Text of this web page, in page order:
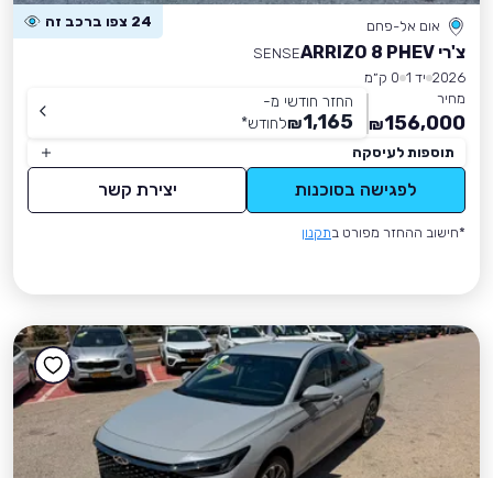
אום אל-פחם 24 צפו ברכב זה
צ'רי ARRIZO 8 PHEV
SENSE
2026 יד 1
0 ק״מ
מחיר
156,000
₪
החזר חודשי מ-
1,165
₪לחודש*
תוספות לעיסקה
לפגישה בסוכנות יצירת קשר
*חישוב ההחזר מפורט בתקנון